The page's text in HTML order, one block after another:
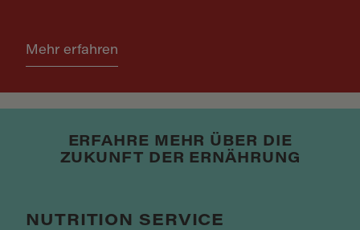
Mehr erfahren
ERFAHRE MEHR ÜBER DIE
ZUKUNFT DER ERNÄHRUNG
NUTRITION SERVICE